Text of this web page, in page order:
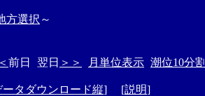
方選択 ～
前日 翌日 ＞＞ 月単位表示 潮位10分割
ータダウンロード縦] [説明]